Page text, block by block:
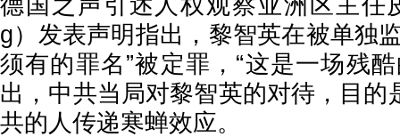
德国之声引述人权观察亚洲区主任
g）发表声明指出，黎智英在被单独
须有的罪名”被定罪，“这是一场残
出，中共当局对黎智英的对待，目的
共的人传递寒蝉效应。